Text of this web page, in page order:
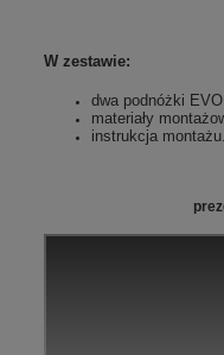
W zestawie:
dwa podnóżki
materiały
instrukcja montażu.